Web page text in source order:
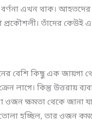
বর্ণনা এখন থাক।
প্রকৌশলী। তাঁদের
বেশি কিছু এক জায়গা
লাগে। কিন্তু উত্তরায়
ওজন ক্ষমতা থেকে জানা
তোলা হচ্ছিল, তার ওজন